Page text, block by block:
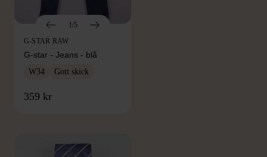
1/5
G-STAR RAW
G-star - Jeans - blå
W34 Gott skick
359 kr
FRÅN SAMMA VARUMÄRKE